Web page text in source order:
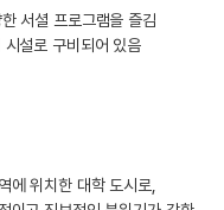
서셜 프로그램을 즐김
설로 구비되어 있음
에 위치한 대학 도시로,